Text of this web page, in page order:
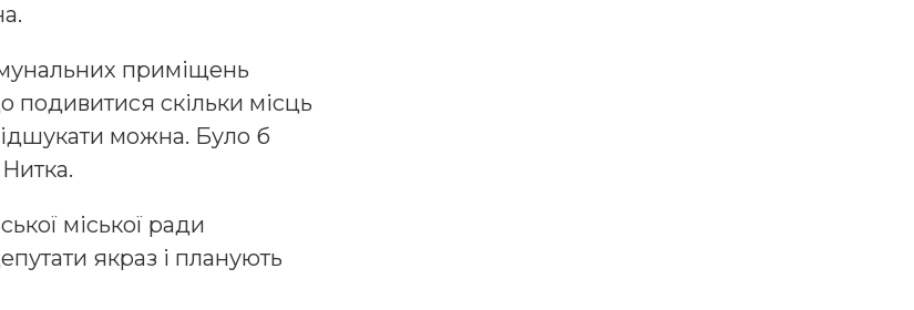
приміщень
подивитися скільки місць
можна. Було б
міської ради
якраз і планують